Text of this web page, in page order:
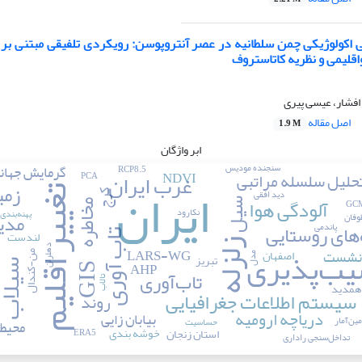
چمن سلطانیه در عصر آنتروپوسن: رویکردی تلفیقی مبتنی
و نظریه کاتاستروف
عیسی پیری
اصل مقاله 1.9 M
ابر واژگان
ایران تغییر اقلیم زلزله GIS
تاب آوری
غرب ایران
روستایی
تاب‌آوری
آلودگی هواسیل مخاطره
سیستم اطلاعات جغرافیایی
دریاچه ارومیه
روند
سلسله مراتبی
گرمایش
کرج
NDVI
AHP
LARS-WG
بیابان زایی
من-کندال اصفهان
همدید
لندست
تبریز
استان زنجان خوشه بندی تداخل‌سنجی راداری
نکارود
ERA5
دهلران
سنجنده مودیس
پاندمی
دید افقی
مدل
تالاب
RCP8.5
PCA
حساسیت